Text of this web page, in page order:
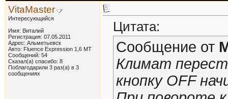
VitaMaster
Интересующийся
Имя: Виталий
Регистрация: 07.05.2011
Адрес: Альметьевск
Авто: Fluence Expression 1,6 МТ
Сообщений: 54
Сказал(а) спасибо: 8
Поблагодарили 3 раз(а) в 3
сообщениях
Цитата:
Сообщение от
Климат
кнопку OFF